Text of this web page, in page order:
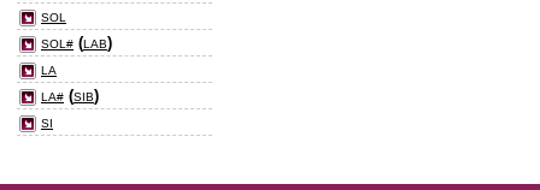
SOL
SOL# (LAB)
LA
LA# (SIB)
SI